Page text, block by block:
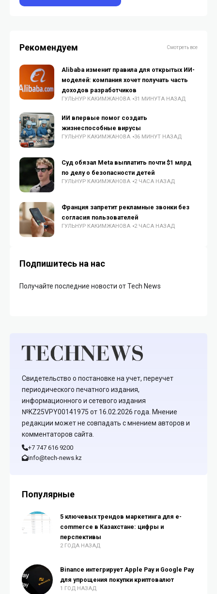
Рекомендуем Смотреть все
Alibaba изменит правила для открытых ИИ-
моделей: компания хочет получать часть
доходов разработчиков
ГУЛЬНУР КАКИМЖАНОВА 31 МИНУТА НАЗАД
ИИ впервые помог создать
жизнеспособные вирусы
ГУЛЬНУР КАКИМЖАНОВА 36 МИНУТ НАЗАД
Суд обязал Meta выплатить почти $1 млрд
по делу о безопасности детей
ГУЛЬНУР КАКИМЖАНОВА 2 ЧАСА НАЗАД
Франция запретит рекламные звонки без
согласия пользователей
ГУЛЬНУР КАКИМЖАНОВА 2 ЧАСА НАЗАД
Подпишитесь на нас
Получайте последние новости от Tech News
Свидетельство о постановке на учет, переучет
периодического печатного издания,
информационного и сетевого издания
№KZ25VPY00141975 от 16.02.2026 года. Мнение
редакции может не совпадать с мнением авторов и
комментаторов сайта.
+7 747 616 9200
info@tech-news.kz
Популярные
5 ключевых трендов маркетинга для e-
commerce в Казахстане: цифры и
перспективы
2 ГОДА НАЗАД
Binance интегрирует Apple Pay и Google Pay
для упрощения покупки криптовалют
1 ГОД НАЗАД